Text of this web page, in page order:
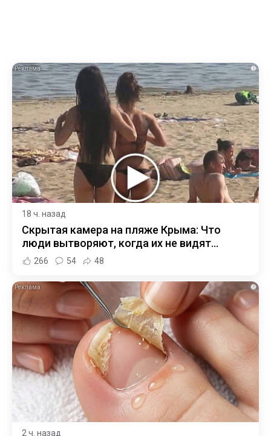
i
18 ч. назад
Скрытая камера на пляже Крыма: Что
люди вытворяют, когда их не видят...
266 54 48
i
2 ч. назад